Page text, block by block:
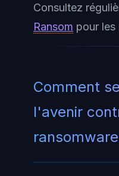
Consultez
Ransom pour les
Comment
l'avenir